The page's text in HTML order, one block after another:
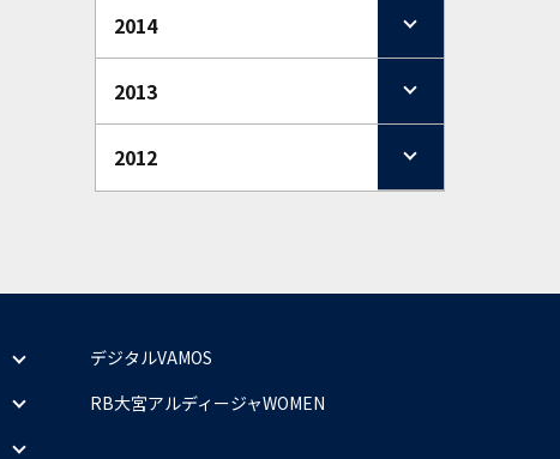
2014
2013
2012
デジタルVAMOS
RB大宮アルディージャWOMEN